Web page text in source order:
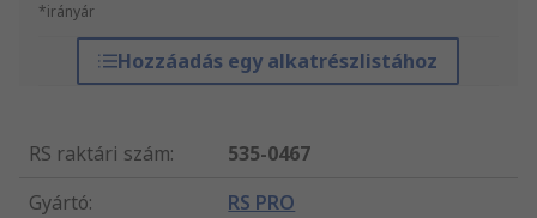
*irányár
Hozzáadás egy alkatrészlistához
RS raktári szám:
535-0467
Gyártó: RS PRO